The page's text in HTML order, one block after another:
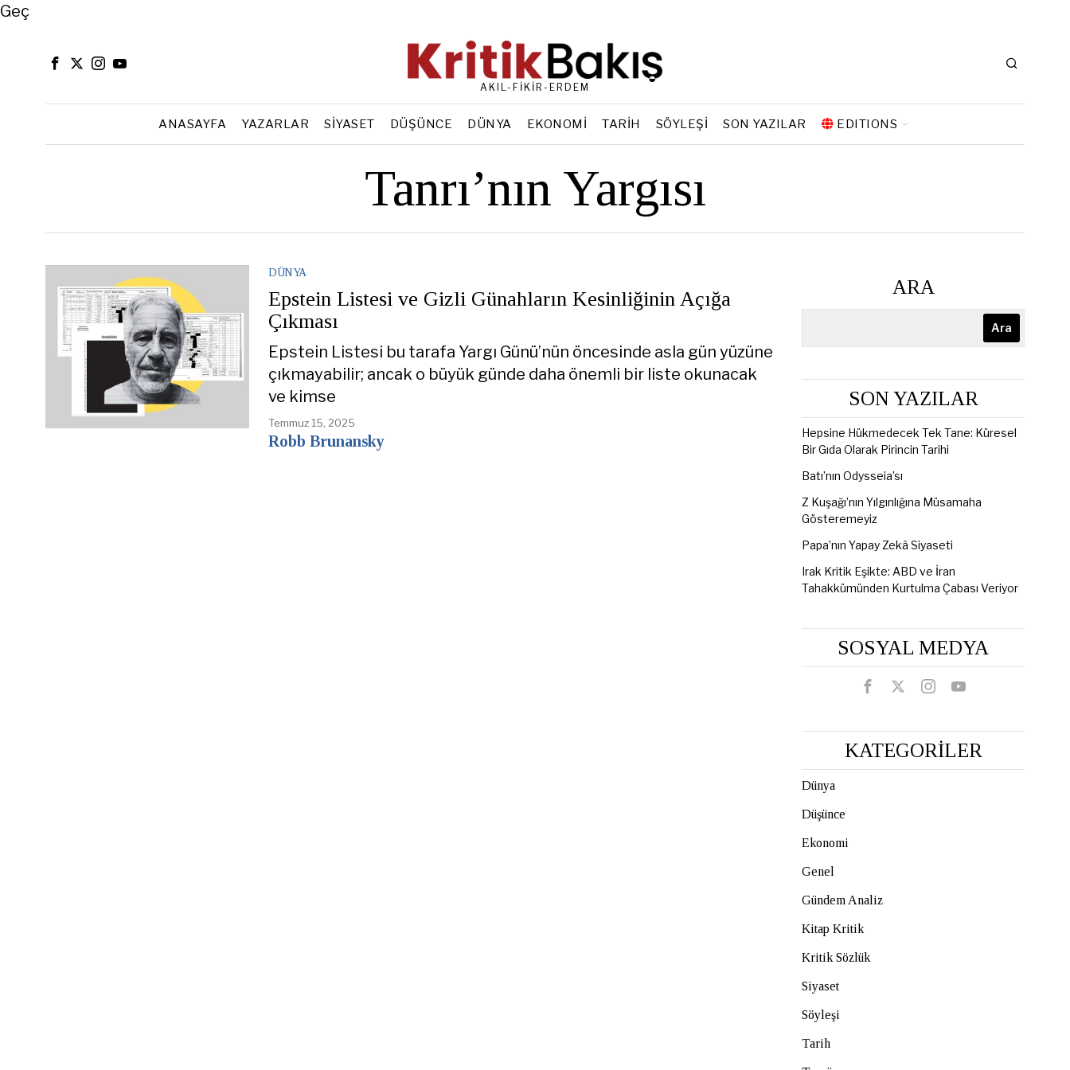
Close
Geç
AKIL-FİKİR-ERDEM
ANASAYFA YAZARLAR SIYASET DÜŞÜNCE DÜNYA EKONOMI TARIH SÖYLEŞI SON YAZILAR EDITIONS
Tanrı’nın Yargısı
DÜNYA
Epstein Listesi ve Gizli Günahların Kesinliğinin Açığa
Çıkması
Epstein Listesi bu tarafa Yargı Günü’nün öncesinde asla gün yüzüne
çıkmayabilir; ancak o büyük günde daha önemli bir liste okunacak
ve kimse
Temmuz 15, 2025
Robb Brunansky
ARA
Ara
SON YAZILAR
Hepsine Hükmedecek Tek Tane: Küresel
Bir Gıda Olarak Pirincin Tarihi
Batı’nın Odysseia’sı
Z Kuşağı’nın Yılgınlığına Müsamaha
Gösteremeyiz
Papa’nın Yapay Zekâ Siyaseti
Irak Kritik Eşikte: ABD ve İran
Tahakkümünden Kurtulma Çabası Veriyor
SOSYAL MEDYA
KATEGORİLER
Dünya
Düşünce
Ekonomi
Genel
Gündem Analiz
Kitap Kritik
Kritik Sözlük
Siyaset
Söyleşi
Tarih